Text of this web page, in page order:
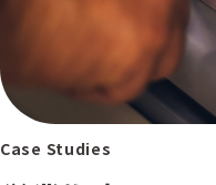
Case Studies